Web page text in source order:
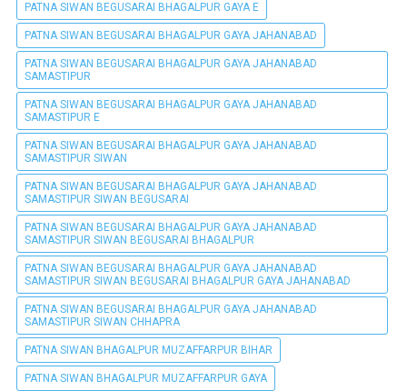
PATNA SIWAN BEGUSARAI BHAGALPUR GAYA E
PATNA SIWAN BEGUSARAI BHAGALPUR GAYA JAHANABAD
PATNA SIWAN BEGUSARAI BHAGALPUR GAYA JAHANABAD
SAMASTIPUR
PATNA SIWAN BEGUSARAI BHAGALPUR GAYA JAHANABAD
SAMASTIPUR E
PATNA SIWAN BEGUSARAI BHAGALPUR GAYA JAHANABAD
SAMASTIPUR SIWAN
PATNA SIWAN BEGUSARAI BHAGALPUR GAYA JAHANABAD
SAMASTIPUR SIWAN BEGUSARAI
PATNA SIWAN BEGUSARAI BHAGALPUR GAYA JAHANABAD
SAMASTIPUR SIWAN BEGUSARAI BHAGALPUR
PATNA SIWAN BEGUSARAI BHAGALPUR GAYA JAHANABAD
SAMASTIPUR SIWAN BEGUSARAI BHAGALPUR GAYA JAHANABAD
PATNA SIWAN BEGUSARAI BHAGALPUR GAYA JAHANABAD
SAMASTIPUR SIWAN CHHAPRA
PATNA SIWAN BHAGALPUR MUZAFFARPUR BIHAR
PATNA SIWAN BHAGALPUR MUZAFFARPUR GAYA